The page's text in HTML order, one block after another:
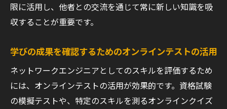
限に活用し、他者との交流を通じて常に新しい知識を吸
収することが重要です。
学びの成果を確認するためのオンラインテストの活用
ネットワークエンジニアとしてのスキルを評価するため
には、オンラインテストの活用が効果的です。資格試験
の模擬テストや、特定のスキルを測るオンラインクイズ